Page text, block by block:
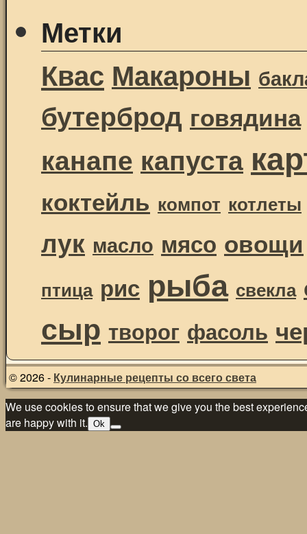
Метки
Квас Макароны
бутерброд говядина
канапе капуста
коктейль компот котлеты
лук масло мясо овощи
птица рис рыба свекла
сыр творог фасоль
© 2026 - Кулинарные рецепты со всего света
We use cookies to ensure that we give you the best
are happy with it. Ok